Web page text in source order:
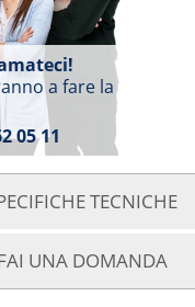
a fare la
05 11
TECNICHE
UNA DOMANDA